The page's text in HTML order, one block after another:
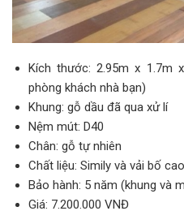
Kích thước: 2.95m x 1.7m
phòng khách nhà bạn)
Khung: gỗ dầu đã qua xử lí
Nệm mút: D40
Chân: gỗ tự nhiên
Chất liệu: Simily và vải bố
Bảo hành: 5 năm (khung và
Giá: 7.200.000 VNĐ